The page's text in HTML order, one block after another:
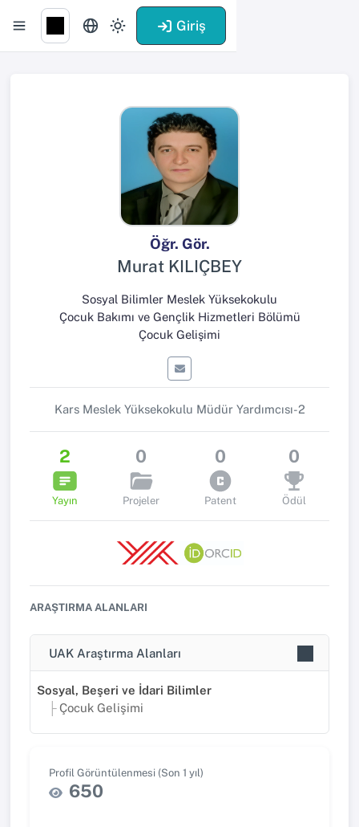
Giriş
Öğr. Gör.
Murat KILIÇBEY
Sosyal Bilimler Meslek Yüksekokulu
Çocuk Bakımı ve Gençlik Hizmetleri Bölümü
Çocuk Gelişimi
Kars Meslek Yüksekokulu Müdür Yardımcısı-2
2
Yayın
0
Projeler
0
Patent
0
Ödül
ARAŞTIRMA ALANLARI
UAK Araştırma Alanları
Sosyal, Beşeri ve İdari Bilimler
Çocuk Gelişimi
Profil Görüntülenmesi (Son 1 yıl)
650